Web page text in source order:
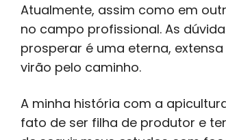
Atualmente, assim como em
no campo profissional. As
prosperar é uma eterna,
virão pelo caminho.
A minha história com a
fato de ser filha de produtor e